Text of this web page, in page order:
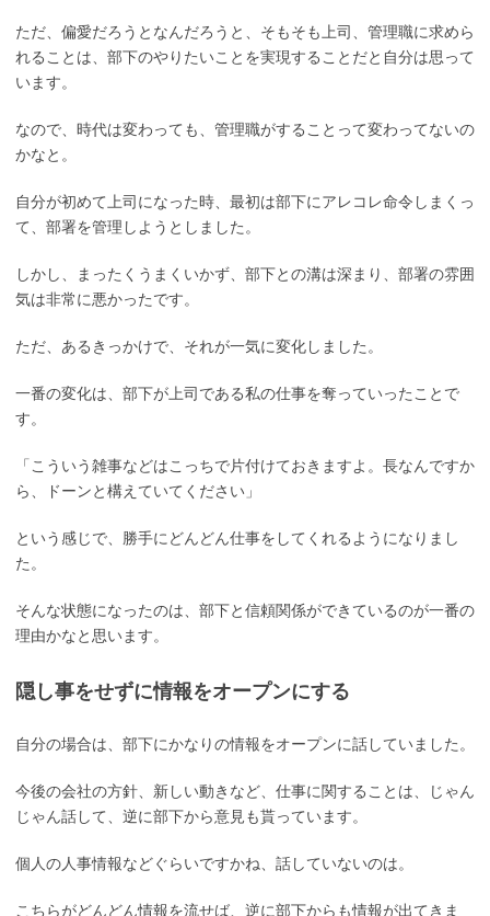
ただ、偏愛だろうとなんだろうと、そもそも上司、管理職に求めら
れることは、部下のやりたいことを実現することだと自分は思って
います。
なので、時代は変わっても、管理職がすることって変わってないの
かなと。
自分が初めて上司になった時、最初は部下にアレコレ命令しまくっ
て、部署を管理しようとしました。
しかし、まったくうまくいかず、部下との溝は深まり、部署の雰囲
気は非常に悪かったです。
ただ、あるきっかけで、それが一気に変化しました。
一番の変化は、部下が上司である私の仕事を奪っていったことで
す。
「こういう雑事などはこっちで片付けておきますよ。長なんですか
ら、ドーンと構えていてください」
という感じで、勝手にどんどん仕事をしてくれるようになりまし
た。
そんな状態になったのは、部下と信頼関係ができているのが一番の
理由かなと思います。
隠し事をせずに情報をオープンにする
自分の場合は、部下にかなりの情報をオープンに話していました。
今後の会社の方針、新しい動きなど、仕事に関することは、じゃん
じゃん話して、逆に部下から意見も貰っています。
個人の人事情報などぐらいですかね、話していないのは。
こちらがどんどん情報を流せば、逆に部下からも情報が出てきま